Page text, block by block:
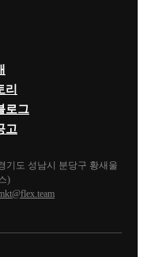
리
로그
고
기도 성남시 분당구 황새울
)